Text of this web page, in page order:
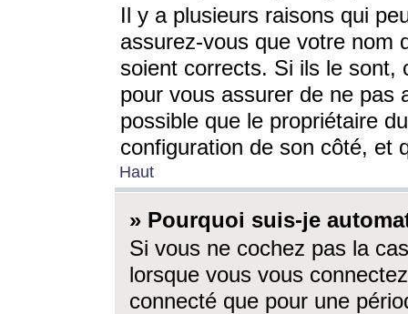
Il y a plusieurs raisons qui
assurez-vous que votre nom
soient corrects. Si ils le sont,
pour vous assurer de ne pas
possible que le propriétaire
configuration de son côté, et
Haut
» Pourquoi suis-je
Si vous ne cochez pas la
lorsque vous vous
connecté que pour une